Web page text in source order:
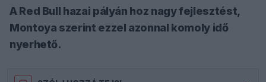
A Red Bull hazai pályán hoz nagy fejlesztést,
Montoya szerint ezzel azonnal komoly idő
nyerhető.